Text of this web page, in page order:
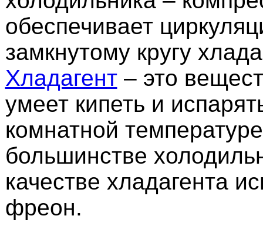
обеспечивает
замкнутому кругу
Хладагент– это
умеет кипеть и
комнатной
большинстве
качестве хладагента
фреон.